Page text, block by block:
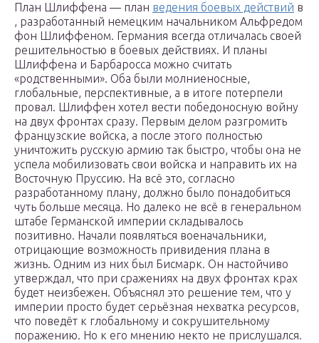
План Шлиффена — план ведения боевых действий в
, разработанный немецким начальником Альфредом
фон Шлиффеном. Германия всегда отличалась своей
решительностью в боевых действиях. И планы
Шлиффена и Барбаросса можно считать
«родственными». Оба были молниеносные,
глобальные, перспективные, а в итоге потерпели
провал. Шлиффен хотел вести победоносную войну
на двух фронтах сразу. Первым делом разгромить
французские войска, а после этого полностью
уничтожить русскую армию так быстро, чтобы она не
успела мобилизовать свои войска и направить их на
Восточную Пруссию. На всё это, согласно
разработанному плану, должно было понадобиться
чуть больше месяца. Но далеко не всё в генеральном
штабе Германской империи складывалось
позитивно. Начали появляться военачальники,
отрицающие возможность привидения плана в
жизнь. Одним из них был Бисмарк. Он настойчиво
утверждал, что при сражениях на двух фронтах крах
будет неизбежен. Объяснял это решение тем, что у
империи просто будет серьёзная нехватка ресурсов,
что поведёт к глобальному и сокрушительному
поражению. Но к его мнению некто не прислушался.